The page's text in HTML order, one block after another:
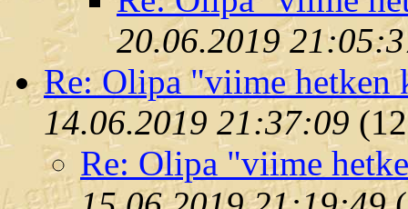
20.06.2019
Re: Olipa "viime hetken
14.06.2019 21:37:09 (
Re: Olipa "viime